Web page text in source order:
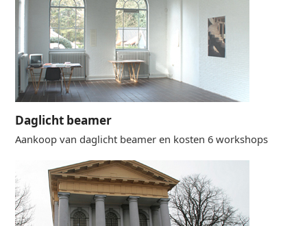
Daglicht beamer
Aankoop van daglicht beamer en kosten 6 workshops